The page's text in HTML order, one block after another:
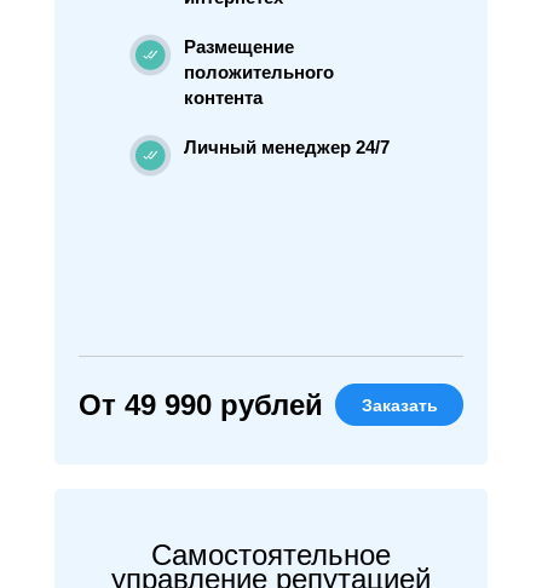
Размещение
положительного
контента
Личный менеджер 24/7
От 49 990 рублей Заказать
Самостоятельное
управление репутацией